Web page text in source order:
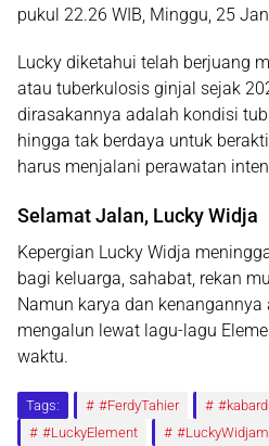
pukul 22.26 WIB, Minggu, 25
Lucky diketahui telah berjuang
atau tuberkulosis ginjal sejak
dirasakannya adalah kondisi
hingga tak berdaya untuk
harus menjalani perawatan
Selamat Jalan, Lucky Widja
Kepergian Lucky Widja
bagi keluarga, sahabat, rekan
Namun karya dan kenangannya
mengalun lewat lagu-lagu
waktu.
Tags: #FerdyTahier
#LuckyElement